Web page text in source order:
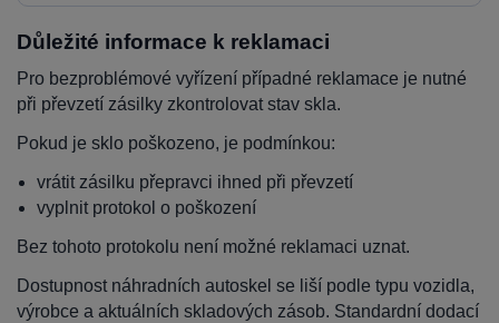
Důležité informace k reklamaci
Pro bezproblémové vyřízení případné reklamace je nutné
při převzetí zásilky zkontrolovat stav skla.
Pokud je sklo poškozeno, je podmínkou:
vrátit zásilku přepravci ihned při převzetí
vyplnit protokol o poškození
Bez tohoto protokolu není možné reklamaci uznat.
Dostupnost náhradních autoskel se liší podle typu vozidla,
výrobce a aktuálních skladových zásob. Standardní dodací